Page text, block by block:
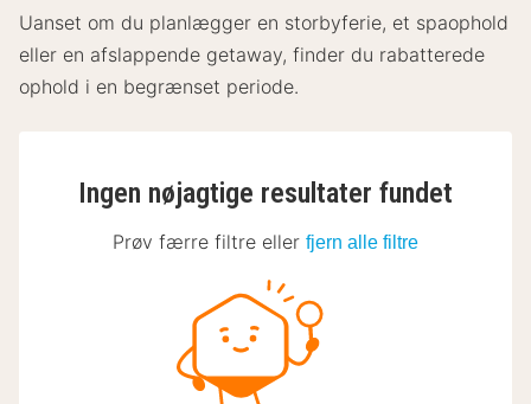
Uanset om du planlægger en storbyferie, et spaophold
eller en afslappende getaway, finder du rabatterede
ophold i en begrænset periode.
Ingen nøjagtige resultater fundet
Prøv færre filtre eller fjern alle filtre